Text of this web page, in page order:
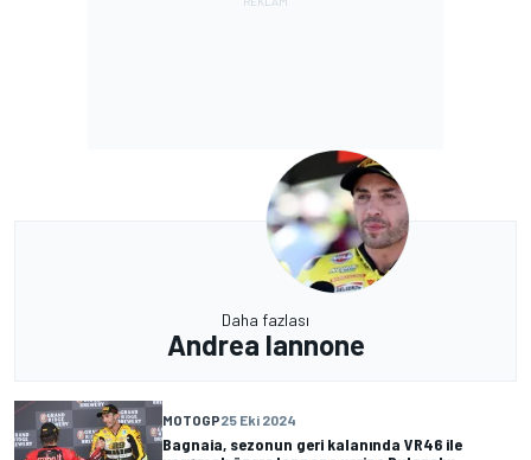
Daha fazlası
Andrea Iannone
MOTOGP25 Eki 2024
Bagnaia, sezonun geri kalanında VR46 ile